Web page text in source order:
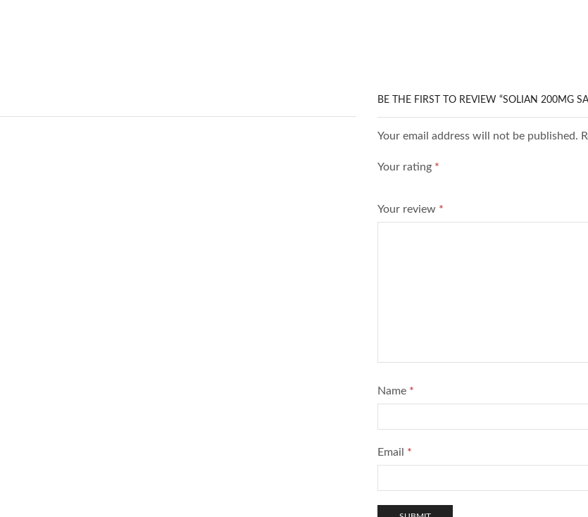
BE THE FIRST TO REVIEW “SOLIAN 200MG
Your email address will not be published.
Your rating *
Your review *
Name *
Email *